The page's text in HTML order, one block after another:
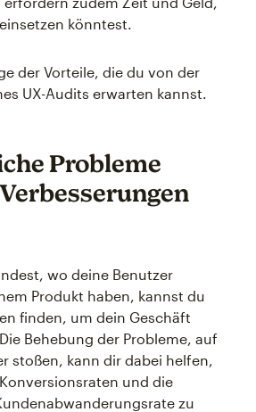
könntest.
der Vorteile, die du von der
UX-Audits erwarten kannst.
Probleme
wo deine Benutzer
Produkt haben, kannst du
finden, um dein Geschäft
Behebung der Probleme, auf
stoßen, kann dir dabei helfen,
und die
zu